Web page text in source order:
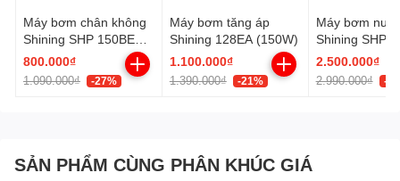
Ứng dụng:
– Máy bơm ly tâm Shining SHP 751CE
Máy bơm chân không
Shining SHP 150BE
(150W)
800.000₫
1.090.000₫ -27%
Máy bơm tăng áp
Shining 128EA (150W)
1.100.000₫
1.390.000₫ -21%
Máy bơm
Shining SHP
(1,5KW)
2.500.000₫
2.990.000₫ -
SẢN PHẨM CÙNG PHÂN KHÚC GIÁ